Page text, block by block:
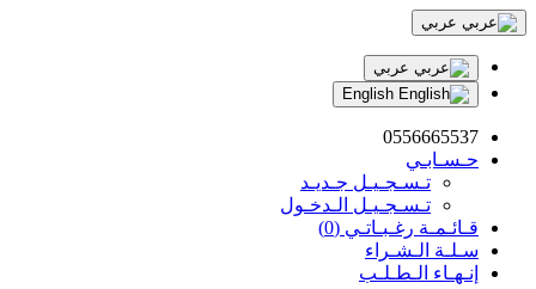
عربي
عربي
0556665537
حـسـابـي
تـسـجـيـل جـديـد
تـسـجـيـل الـدخـول
قـائـمـة رغـبـاتـي (0)
سـلـة الـشـراء
إنـهـاء الـطـلـب